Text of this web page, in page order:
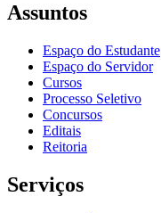
Assuntos
Espaço do Estudante
Espaço do Servidor
Cursos
Processo Seletivo
Concursos
Editais
Reitoria
Serviços